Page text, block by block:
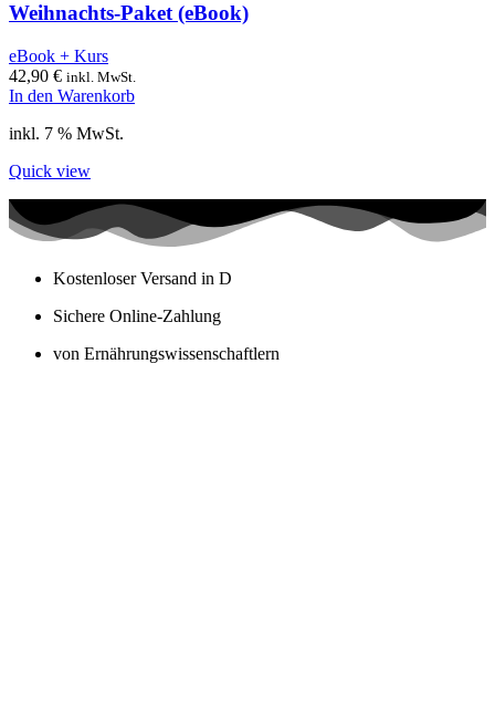
Weihnachts-Paket (eBook)
eBook + Kurs
42,90 € inkl. MwSt.
In den Warenkorb
inkl. 7 % MwSt.
Quick view
Kostenloser Versand in D
Sichere Online-Zahlung
von Ernährungswissenschaftlern